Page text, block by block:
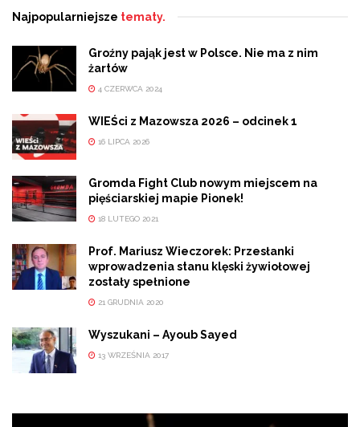
Najpopularniejsze tematy.
Groźny pająk jest w Polsce. Nie ma z nim
żartów
4 CZERWCA 2024
WIEŚci z Mazowsza 2026 – odcinek 1
16 LIPCA 2026
Gromda Fight Club nowym miejscem na
pięściarskiej mapie Pionek!
18 LUTEGO 2021
Prof. Mariusz Wieczorek: Przesłanki
wprowadzenia stanu klęski żywiołowej
zostały spełnione
21 GRUDNIA 2020
Wyszukani – Ayoub Sayed
13 WRZEŚNIA 2017